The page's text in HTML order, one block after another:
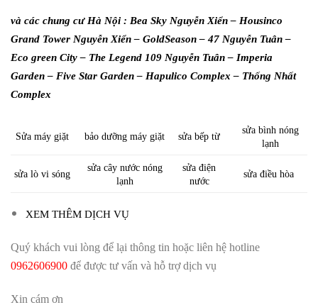
và các chung cư Hà Nội : Bea Sky Nguyễn Xiển – Housinco
Grand Tower Nguyễn Xiển – GoldSeason – 47 Nguyễn Tuân –
Eco green City – The Legend 109 Nguyễn Tuân – Imperia
Garden – Five Star Garden – Hapulico Complex – Thống Nhất
Complex
Sửa máy giặt bảo dưỡng máy giặt sửa bếp từ
sửa bình nóng
lạnh
sửa lò vi sóng
sửa cây nước nóng
lạnh
sửa điện
nước
sửa điều hòa
XEM THÊM DỊCH VỤ
Quý khách vui lòng để lại thông tin hoặc liên hệ hotline
0962606900 để được tư vấn và hỗ trợ dịch vụ
Xin cám ơn